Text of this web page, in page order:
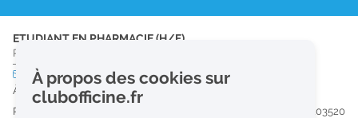
e
ETUDIANT EN PHARMACIE (H/F)
Pharmacie d'Officine
CDItemps plein
À partir du 29/08/26
Publiée il y a 13 jour(s)
#203520
À propos des cookies sur
clubofficine.fr